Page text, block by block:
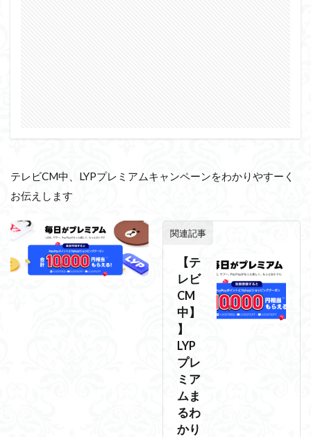
テレビCM中、LYPプレミアムキャンペーンをわかりやすーく
お伝えします
関連記事
【テ
レビ
CM
中】
】
LYP
プレ
ミア
ムま
るわ
かり